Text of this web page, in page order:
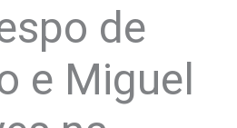
de
e Miguel